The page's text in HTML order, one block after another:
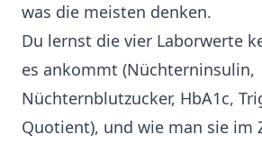
was die meisten denken.
Du lernst die vier Laborwerte
es ankommt (Nüchterninsulin,
Nüchternblutzucker, HbA1c,
Quotient), und wie man sie im